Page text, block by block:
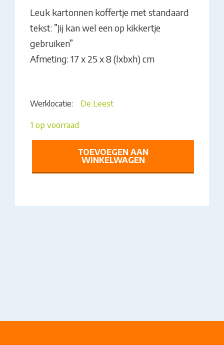
Werklocatie: De Leest
Leuk kartonnen koffertje met standaard
tekst: ”Jij kan wel een op kikkertje
gebruiken”
Afmeting: 17 x 25 x 8 (lxbxh) cm
1 op voorraad
TOEVOEGEN AAN
WINKELWAGEN